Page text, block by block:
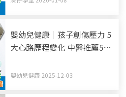
嬰幼兒健康｜孩子創傷壓力 5
大心路歷程變化 中醫推薦5個
嬰幼兒健康 2025-12-03